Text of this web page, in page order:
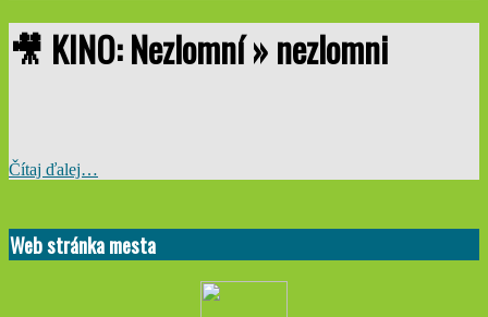
🎥 KINO: Nezlomní »nezlomni
Čítaj ďalej…
04-
02
Web stránka mesta